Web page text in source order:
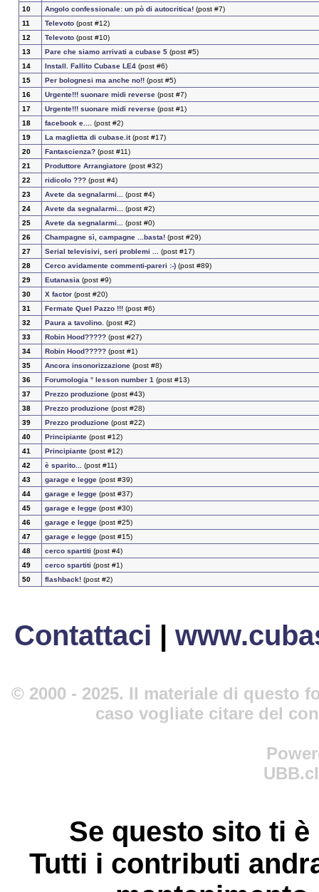
10
Angolo confessionale: un pò di autocritica!(post #7)
11
Televoto(post #12)
12
Televoto(post #10)
13
Pare che siamo arrivati a cubase 5(post #5)
14
Install. Fallito Cubase LE4(post #6)
15
Per bolognesi ma anche no!!(post #5)
16
Urgente!!! suonare midi reverse(post #7)
17
Urgente!!! suonare midi reverse(post #1)
18
facebook e.... (post #2)
19
La maglietta di cubase.it(post #17)
20
Fantascienza?(post #11)
21
Produttore Arrangiatore(post #32)
22
ridicolo ???(post #4)
23
Avete da segnalarmi... (post #4)
24
Avete da segnalarmi... (post #2)
25
Avete da segnalarmi... (post #0)
26
Champagne sì, campagne ...basta!(post #29)
27
Serial televisivi, seri problemi ... (post #17)
28
Cerco avidamente commenti-pareri :-)(post #89)
29
Eutanasia(post #9)
30
X factor(post #20)
31
Fermate Quel Pazzo !!!(post #6)
32
Paura a tavolino. (post #2)
33
Robin Hood?????(post #27)
34
Robin Hood?????(post #1)
35
Ancora insonorizzazione(post #8)
36
Forumologia ° lesson number 1 (post #13)
37
Prezzo produzione(post #43)
38
Prezzo produzione(post #28)
39
Prezzo produzione(post #22)
40
Principiante(post #12)
41
Principiante(post #12)
42
è sparito... (post #11)
43
garage e legge(post #39)
44
garage e legge(post #37)
45
garage e legge(post #30)
46
garage e legge(post #25)
47
garage e legge(post #15)
48
cerco spartiti (post #4)
49
cerco spartiti (post #1)
50
flashback!(post #2)
Contattaci |
© 2000 - 2025. Il materiale di questo
caso vogliate citare del
Se questo sito ti
Tutti i contributi